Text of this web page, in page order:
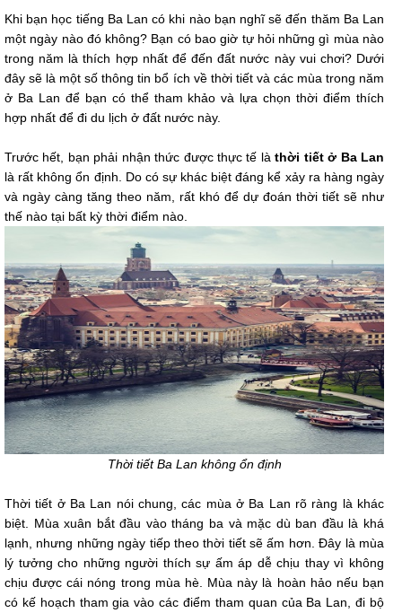
Khi bạn học tiếng Ba Lan có khi nào bạn nghĩ sẽ đến thăm Ba Lan
một ngày nào đó không? Bạn có bao giờ tự hỏi những gì mùa nào
trong năm là thích hợp nhất để đến đất nước này vui chơi? Dưới
đây sẽ là một số thông tin bổ ích về thời tiết và các mùa trong năm
ở Ba Lan để bạn có thể tham khảo và lựa chọn thời điểm thích
hợp nhất để đi du lịch ở đất nước này.
Trước hết, bạn phải nhận thức được thực tế là thời tiết ở Ba Lan
là rất không ổn định. Do có sự khác biệt đáng kể xảy ra hàng ngày
và ngày càng tăng theo năm, rất khó để dự đoán thời tiết sẽ như
thế nào tại bất kỳ thời điểm nào.
Thời tiết Ba Lan không ổn định
Thời tiết ở Ba Lan nói chung, các mùa ở Ba Lan rõ ràng là khác
biệt. Mùa xuân bắt đầu vào tháng ba và mặc dù ban đầu là khá
lạnh, nhưng những ngày tiếp theo thời tiết sẽ ấm hơn. Đây là mùa
lý tưởng cho những người thích sự ấm áp dễ chịu thay vì không
chịu được cái nóng trong mùa hè. Mùa này là hoàn hảo nếu bạn
có kế hoạch tham gia vào các điểm tham quan của Ba Lan, đi bộ